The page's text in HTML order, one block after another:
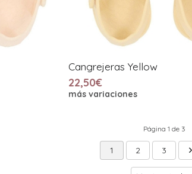
Cangrejeras Yellow
22,50€
más variaciones
Página 1 de 3
1 2 3